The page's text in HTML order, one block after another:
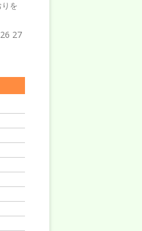
を
26 27